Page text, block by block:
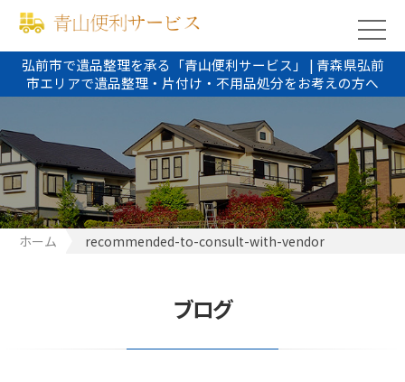
弘前市で遺品整理を承る「青山便利サービス」 | 青森県弘前
市エリアで遺品整理・片付け・不用品処分をお考えの方へ
ホーム recommended-to-consult-with-vendor
ブログ